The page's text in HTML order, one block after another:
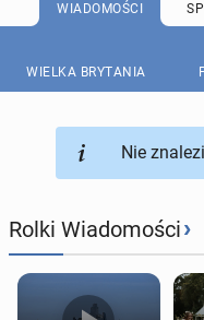
WIADOMOŚCI
WIELKA BRYTANIA
Nie
Rolki Wiadomości›